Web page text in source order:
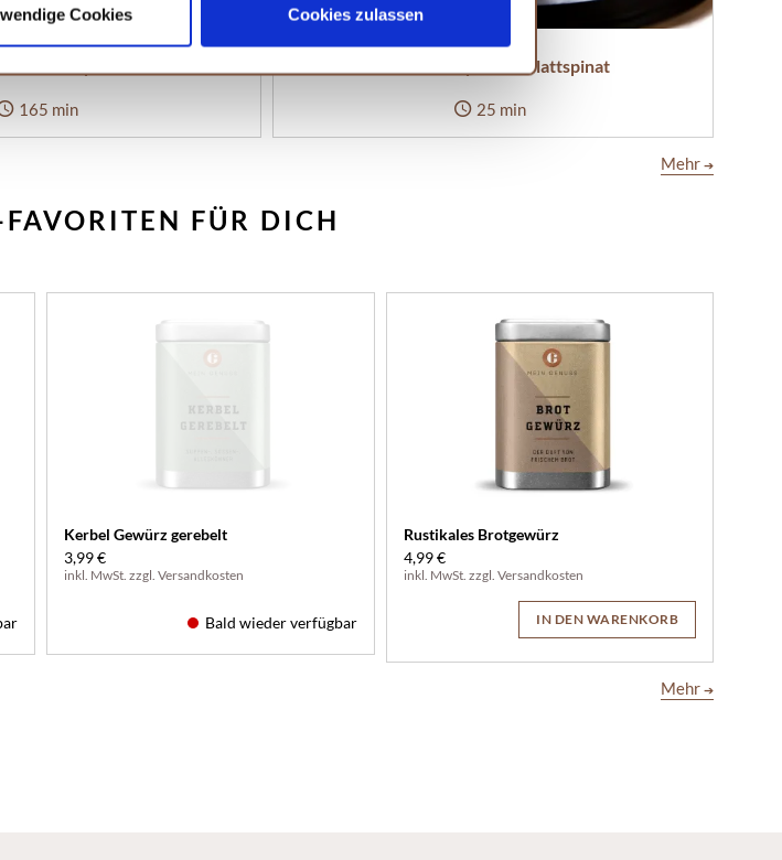
Cookies Cookies zulassen
165 min
Kräutercrêpes mit Blattspinat
25 min
Mehr ➔
FAVORITEN FÜR DICH
Kerbel Gewürz gerebelt
3,99 €
inkl. MwSt. zzgl. Versandkosten
Bald wieder verfügbar
Rustikales Brotgewürz
4,99 €
inkl. MwSt. zzgl. Versandkosten
IN DEN WARENKORB
Mehr ➔